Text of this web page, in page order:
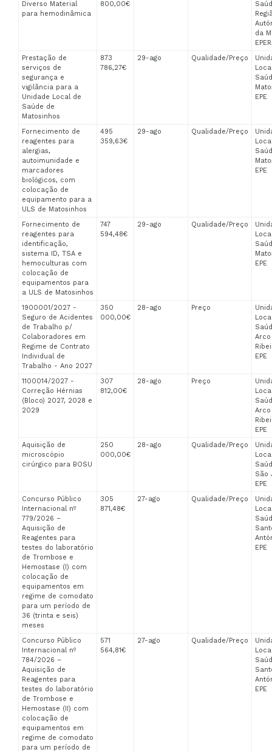
Diverso Material
para hemodinâmica
800,00€
da
Prestação de
serviços de
segurança e
vigilância para a
Unidade Local de
Saúde de
Matosinhos
873
786,27€
29-ago Qualidade/Preço
EPE
Fornecimento de
reagentes para
alergias,
autoimunidade e
marcadores
biológicos, com
colocação de
equipamento para a
ULS de Matosinhos
495
359,63€
29-ago Qualidade/Preço
EPE
Fornecimento de
reagentes para
identificação,
sistema ID, TSA e
hemoculturas com
colocação de
equipamentos para
a ULS de Matosinhos
747
594,48€
29-ago Qualidade/Preço
EPE
1900001/2027 -
Seguro de Acidentes
de Trabalho p/
Colaboradores em
Regime de Contrato
Individual de
Trabalho - Ano 2027
350
000,00€
28-ago Preço
Arco
EPE
1100014/2027 -
Correção Hérnias
(Bloco) 2027, 2028 e
2029
307
812,00€
28-ago Preço
Arco
EPE
Aquisição de
microscópio
cirúrgico para BOSU
250
000,00€
28-ago Qualidade/Preço
São
EPE
Concurso Público
Internacional nº
779/2026 –
Aquisição de
Reagentes para
testes do laboratório
de Trombose e
Hemostase (I) com
colocação de
equipamentos em
regime de comodato
para um período de
36 (trinta e seis)
meses
305
871,48€
27-ago Qualidade/Preço
EPE
Concurso Público
Internacional nº
784/2026 –
Aquisição de
Reagentes para
testes do laboratório
de Trombose e
Hemostase (II) com
colocação de
equipamentos em
regime de comodato
para um período de
571
564,81€
27-ago Qualidade/Preço
EPE